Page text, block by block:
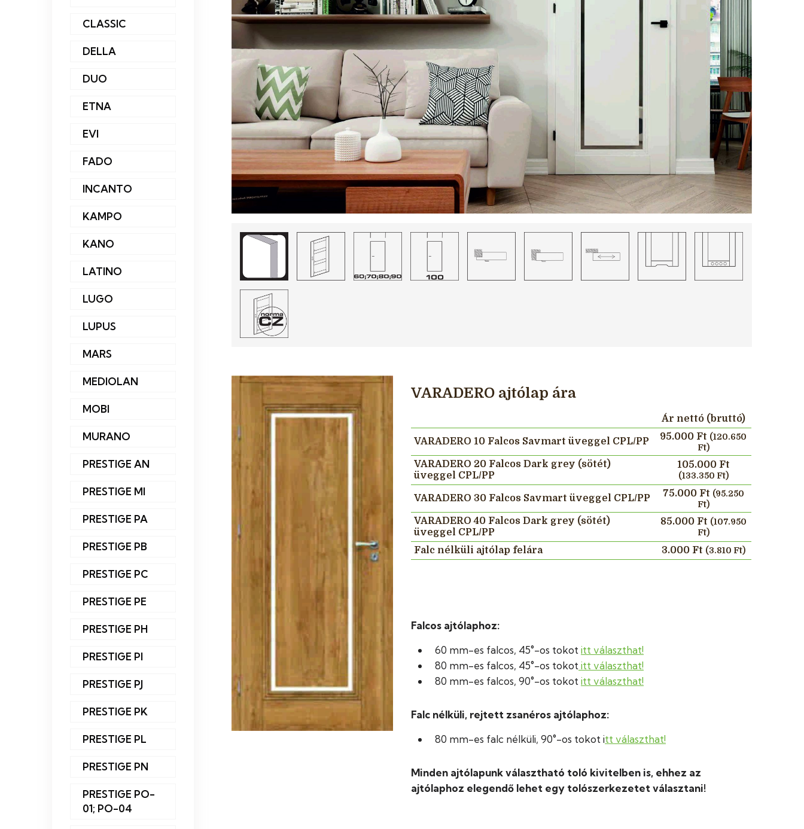
CLASSIC
DELLA
DUO
ETNA
EVI
FADO
INCANTO
KAMPO
KANO
LATINO
LUGO
LUPUS
MARS
MEDIOLAN
MOBI
MURANO
PRESTIGE AN
PRESTIGE MI
PRESTIGE PA
PRESTIGE PB
PRESTIGE PC
PRESTIGE PE
PRESTIGE PH
PRESTIGE PI
PRESTIGE PJ
PRESTIGE PK
PRESTIGE PL
PRESTIGE PN
PRESTIGE PO-
01; PO-04
VARADERO ajtólap ára
Ár nettó (bruttó)
VARADERO 10 Falcos Savmart üveggel CPL/PP 95.000 Ft (120.650
Ft)
VARADERO 20 Falcos Dark grey (sötét)
üveggel CPL/PP
105.000 Ft
(133.350 Ft)
VARADERO 30 Falcos Savmart üveggel CPL/PP 75.000 Ft (95.250
Ft)
VARADERO 40 Falcos Dark grey (sötét)
üveggel CPL/PP
85.000 Ft (107.950
Ft)
Falc nélküli ajtólap felára 3.000 Ft (3.810 Ft)
Falcos ajtólaphoz:
60 mm-es falcos, 45°-os tokot itt választhat!
80 mm-es falcos, 45°-os tokot itt választhat!
80 mm-es falcos, 90°-os tokot itt választhat!
Falc nélküli, rejtett zsanéros ajtólaphoz:
80 mm-es falc nélküli, 90°-os tokot itt választhat!
Minden ajtólapunk választható toló kivitelben is, ehhez az
ajtólaphoz elegendő lehet egy tolószerkezetet választani!